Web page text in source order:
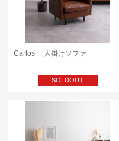
Carlos 一人掛けソファ
SOLDOUT